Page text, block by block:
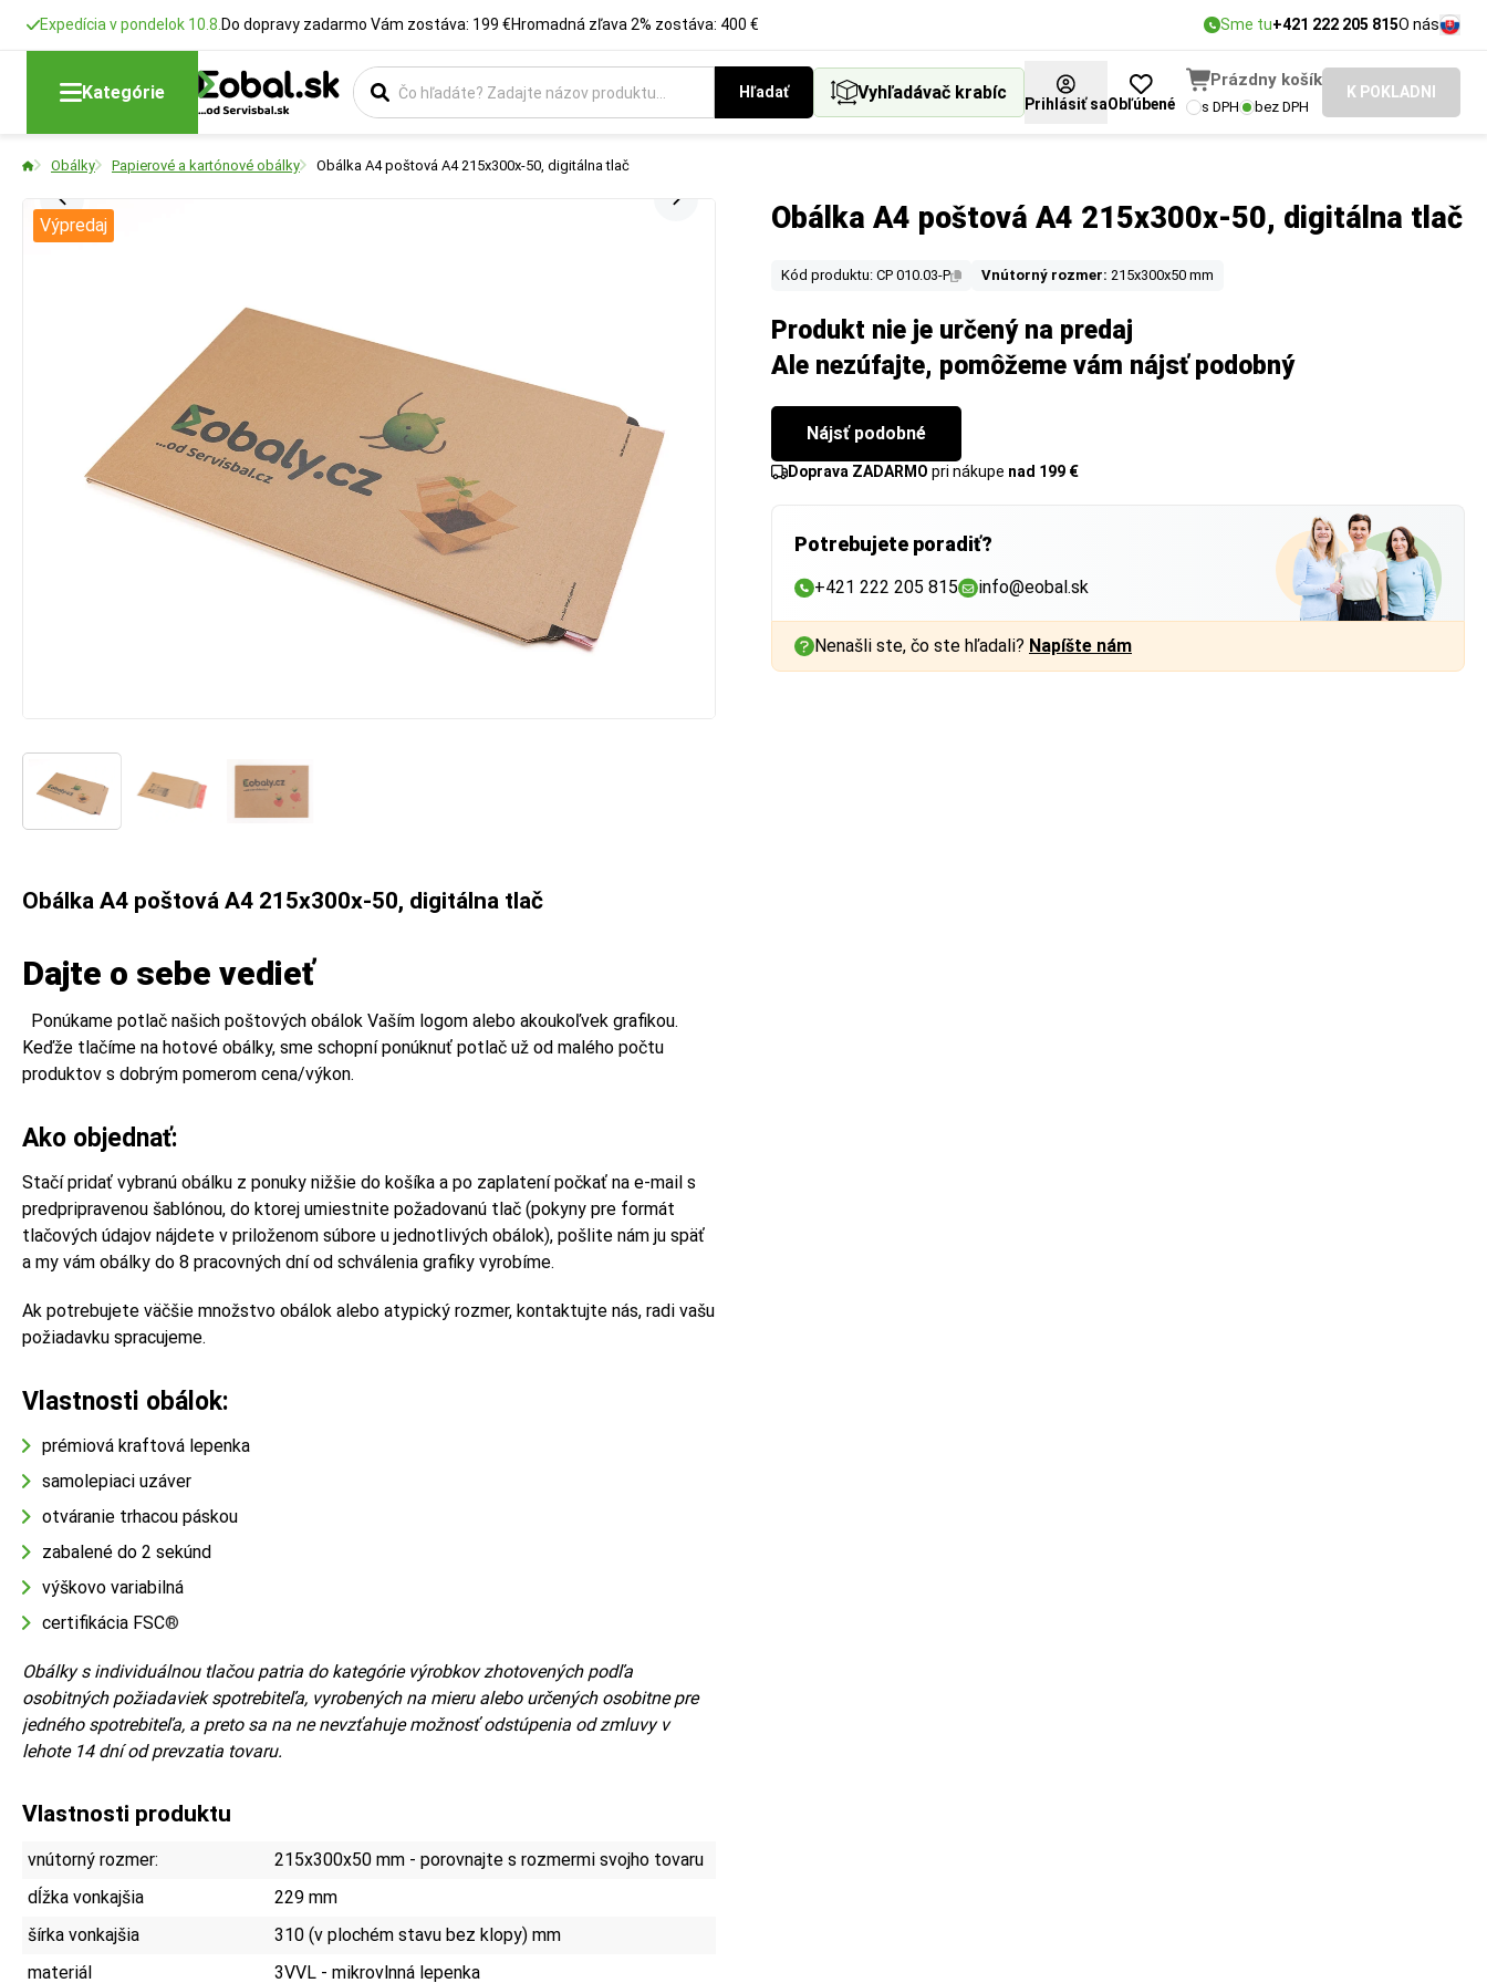
Expedícia v pondelok 10.8. Do dopravy zadarmo Vám zostáva: 199 €Hromadná zľava 2% zostáva: 400 € Sme tu+421 222 205 815O nás
Kategórie Hľadať Vyhľadávač krabíc
Prihlásiť saObľúbené
Prázdny košík
s DPH bez DPH
K POKLADNI
Obálky Papierové a kartónové obálky Obálka A4 poštová A4 215x300x-50, digitálna tlač
Obálka A4 poštová A4 215x300x-50, digitálna tlač
Kód produktu: CP 010.03-P Vnútorný rozmer: 215x300x50 mm
Produkt nie je určený na predaj
Ale nezúfajte, pomôžeme vám nájsť podobný
Nájsť podobné
Doprava ZADARMO pri nákupe nad 199 €
Potrebujete poradiť?
+421 222 205 815 info@eobal.sk
Nenašli ste, čo ste hľadali? Napíšte nám
Výpredaj
Obálka A4 poštová A4 215x300x-50, digitálna tlač
Dajte o sebe vedieť
Ponúkame potlač našich poštových obálok Vaším logom alebo akoukoľvek grafikou.
Keďže tlačíme na hotové obálky, sme schopní ponúknuť potlač už od malého počtu
produktov s dobrým pomerom cena/výkon.
Ako objednať:
Stačí pridať vybranú obálku z ponuky nižšie do košíka a po zaplatení počkať na e-mail s
predpripravenou šablónou, do ktorej umiestnite požadovanú tlač (pokyny pre formát
tlačových údajov nájdete v priloženom súbore u jednotlivých obálok), pošlite nám ju späť
a my vám obálky do 8 pracovných dní od schválenia grafiky vyrobíme.
Ak potrebujete väčšie množstvo obálok alebo atypický rozmer, kontaktujte nás, radi vašu
požiadavku spracujeme.
Vlastnosti obálok:
prémiová kraftová lepenka
samolepiaci uzáver
otváranie trhacou páskou
zabalené do 2 sekúnd
výškovo variabilná
certifikácia FSC®
Obálky s individuálnou tlačou patria do kategórie výrobkov zhotovených podľa
osobitných požiadaviek spotrebiteľa, vyrobených na mieru alebo určených osobitne pre
jedného spotrebiteľa, a preto sa na ne nevzťahuje možnosť odstúpenia od zmluvy v
lehote 14 dní od prevzatia tovaru.
Vlastnosti produktu
vnútorný rozmer:
215x300x50 mm - porovnajte s rozmermi svojho tovaru
dĺžka vonkajšia
229 mm
šírka vonkajšia
310 (v plochém stavu bez klopy) mm
materiál
3VVL - mikrovlnná lepenka